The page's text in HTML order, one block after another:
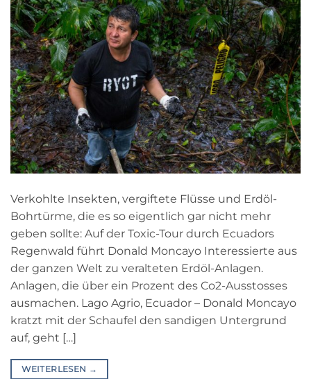
Verkohlte Insekten, vergiftete Flüsse und Erdöl-
Bohrtürme, die es so eigentlich gar nicht mehr
geben sollte: Auf der Toxic-Tour durch Ecuadors
Regenwald führt Donald Moncayo Interessierte aus
der ganzen Welt zu veralteten Erdöl-Anlagen.
Anlagen, die über ein Prozent des Co2-Ausstosses
ausmachen. Lago Agrio, Ecuador – Donald Moncayo
kratzt mit der Schaufel den sandigen Untergrund
auf, geht […]
WEITERLESEN →